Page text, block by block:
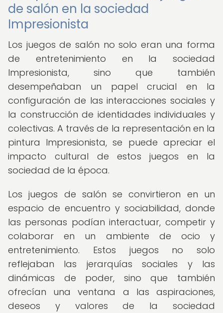
de salón en la sociedad
Impresionista
Los juegos de salón no solo eran una forma
de entretenimiento en la sociedad
Impresionista, sino que también
desempeñaban un papel crucial en la
configuración de las interacciones sociales y
la construcción de identidades individuales y
colectivas. A través de la representación en la
pintura Impresionista, se puede apreciar el
impacto cultural de estos juegos en la
sociedad de la época.
Los juegos de salón se convirtieron en un
espacio de encuentro y sociabilidad, donde
las personas podían interactuar, competir y
colaborar en un ambiente de ocio y
entretenimiento. Estos juegos no solo
reflejaban las jerarquías sociales y las
dinámicas de poder, sino que también
ofrecían una ventana a las aspiraciones,
deseos y valores de la sociedad